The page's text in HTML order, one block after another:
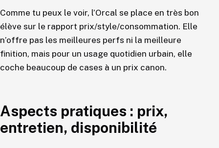
Comme tu peux le voir, l’Orcal se place en très bon
élève sur le rapport prix/style/consommation. Elle
n’offre pas les meilleures perfs ni la meilleure
finition, mais pour un usage quotidien urbain, elle
coche beaucoup de cases à un prix canon.
Aspects pratiques : prix,
entretien, disponibilité